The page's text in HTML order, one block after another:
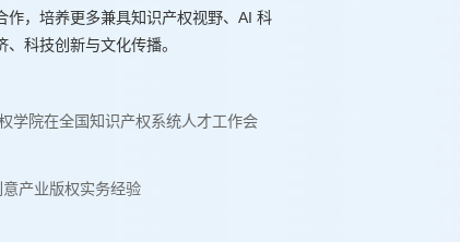
，培养更多兼具知识产权视野、AI 科
科技创新与文化传播。
院在全国知识产权系统人才工作会
产业版权实务经验